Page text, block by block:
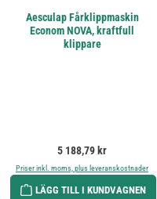
Aesculap Fårklippmaskin
Econom NOVA, kraftfull
klippare
Ordinarie pris:
5 188,79 kr
Priser inkl. moms, plus leveranskostnader
LÄGG TILL I KUNDVAGNEN